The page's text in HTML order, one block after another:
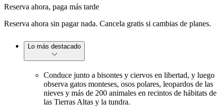
Reserva ahora, paga más tarde
Reserva ahora sin pagar nada. Cancela gratis si cambias de planes.
Lo más destacado
Conduce junto a bisontes y ciervos en libertad, y luego
observa gatos monteses, osos polares, leopardos de las
nieves y más de 200 animales en recintos de hábitats de
las Tierras Altas y la tundra.